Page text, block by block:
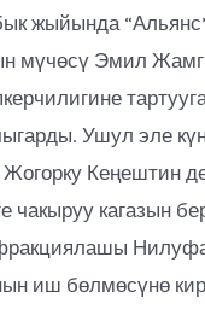
жыйында
мүчөсү Эмил
Ушул эле
Жогорку Кеңештин
чакыруу кагазын
иш бөлмөсүнө